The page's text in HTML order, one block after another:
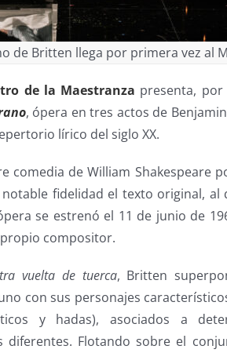
de Britten llega por primera vez al
de la Maestranza presenta,
, ópera en tres actos de
lírico del siglo XX.
comedia de William Shakespeare
fidelidad el texto original, al
se estrenó el 11 de junio de
compositor.
vuelta de tuerca, Britten
con sus personajes
y hadas), asociados a
diferentes. Flotando sobre el